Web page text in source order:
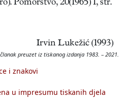
Pomorstvo, 20(1965) 1, str.
Irvin Lukežić (1993)
članak preuzet iz tiskanog izdanja 1983. – 2021.
i znakovi
u impresumu tiskanih djela